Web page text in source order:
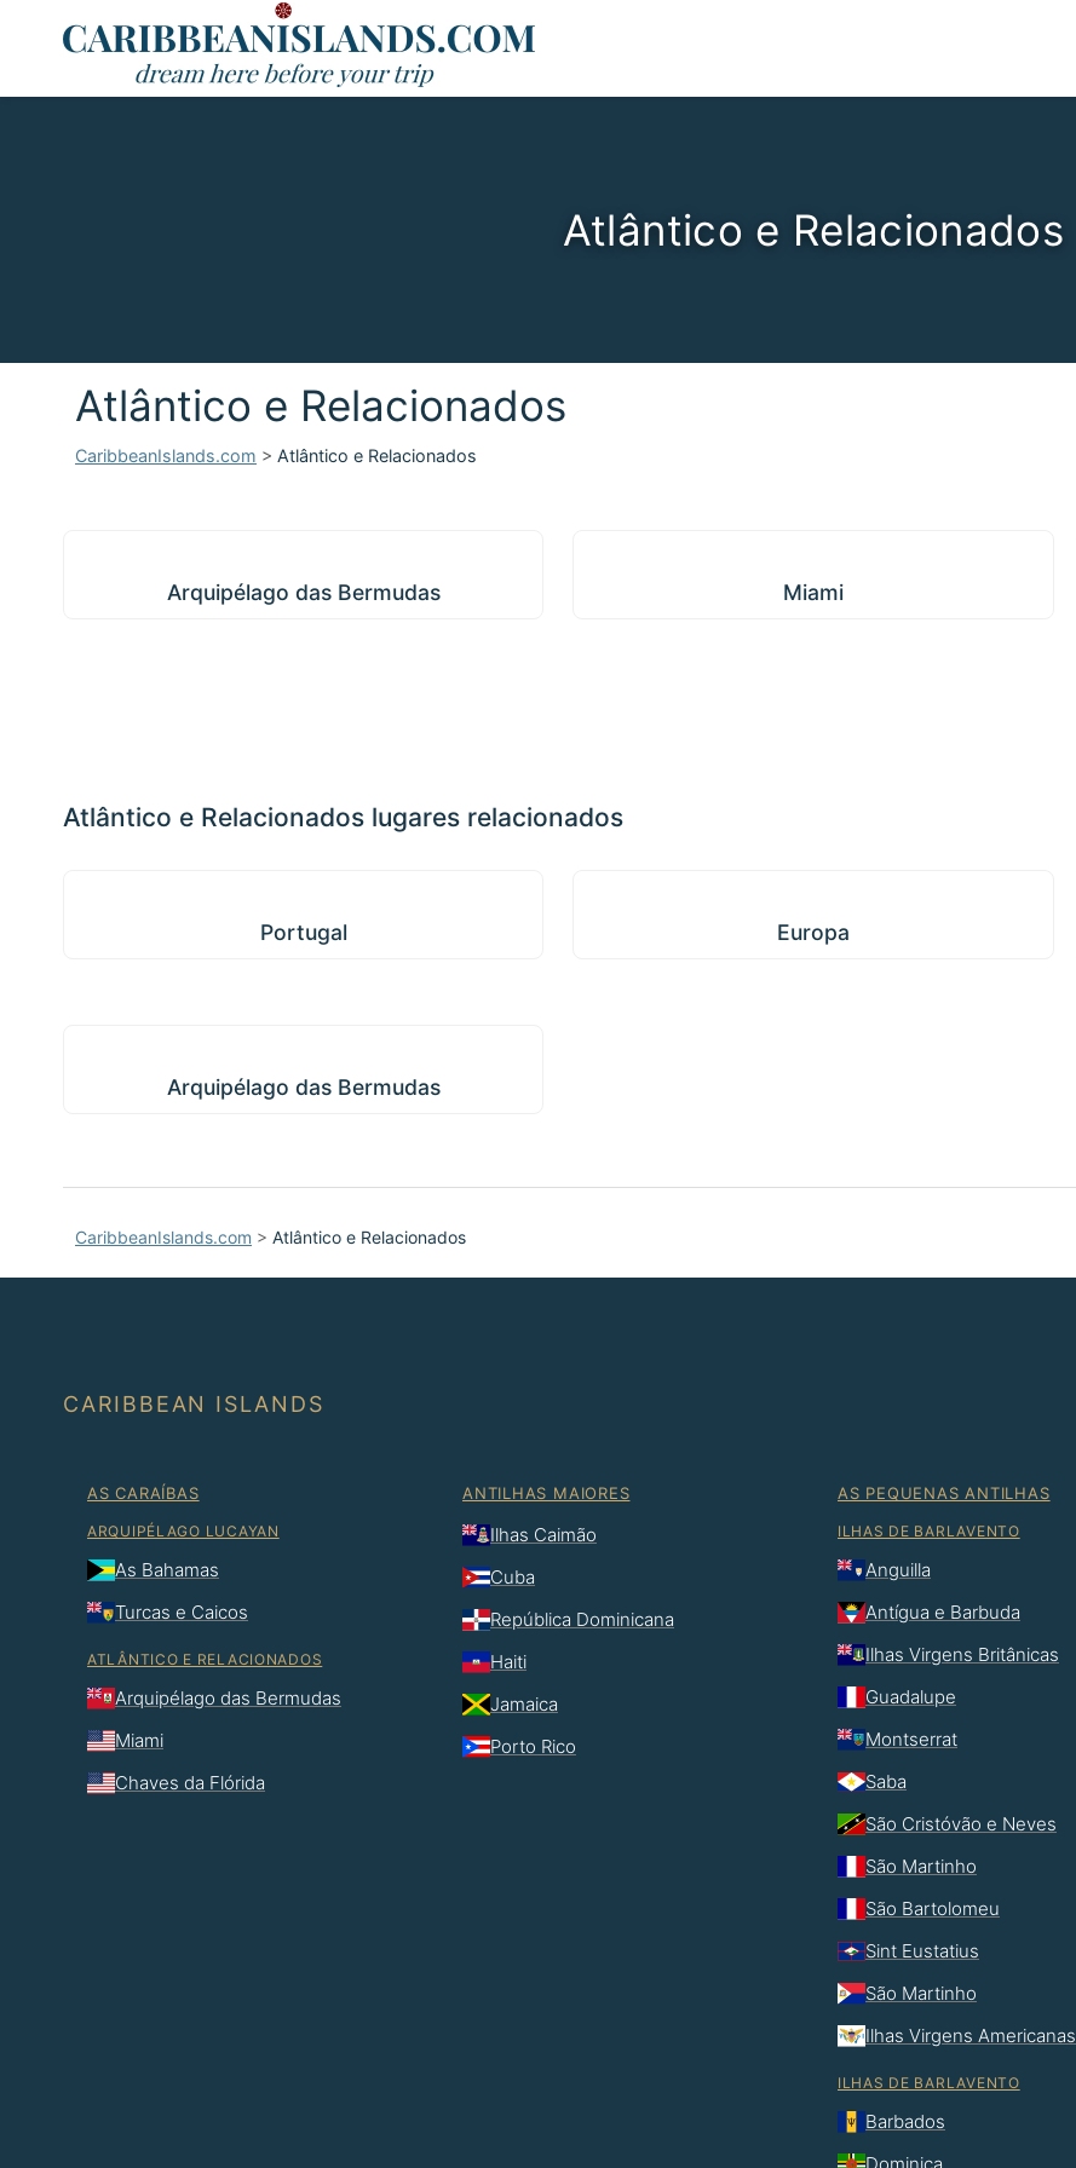
Atlântico e Relacionados
Atlântico e Relacionados
CaribbeanIslands.com > Atlântico e Relacionados
Arquipélago das Bermudas Miami
Atlântico e Relacionados lugares relacionados
Portugal Europa
Arquipélago das Bermudas
CaribbeanIslands.com > Atlântico e Relacionados
CARIBBEAN ISLANDS
AS CARAÍBAS
ARQUIPÉLAGO LUCAYAN
As Bahamas
Turcas e Caicos
ATLÂNTICO E RELACIONADOS
Arquipélago das Bermudas
Miami
Chaves da Flórida
ANTILHAS MAIORES
Ilhas Caimão
Cuba
República Dominicana
Haiti
Jamaica
Porto Rico
AS PEQUENAS ANTILHAS
ILHAS DE BARLAVENTO
Anguilla
Antígua e Barbuda
Ilhas Virgens Britânicas
Guadalupe
Montserrat
Saba
São Cristóvão e Neves
São Martinho
São Bartolomeu
Sint Eustatius
São Martinho
Ilhas Virgens Americanas
ILHAS DE BARLAVENTO
Barbados